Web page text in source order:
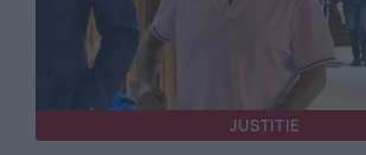
JUSTITIE